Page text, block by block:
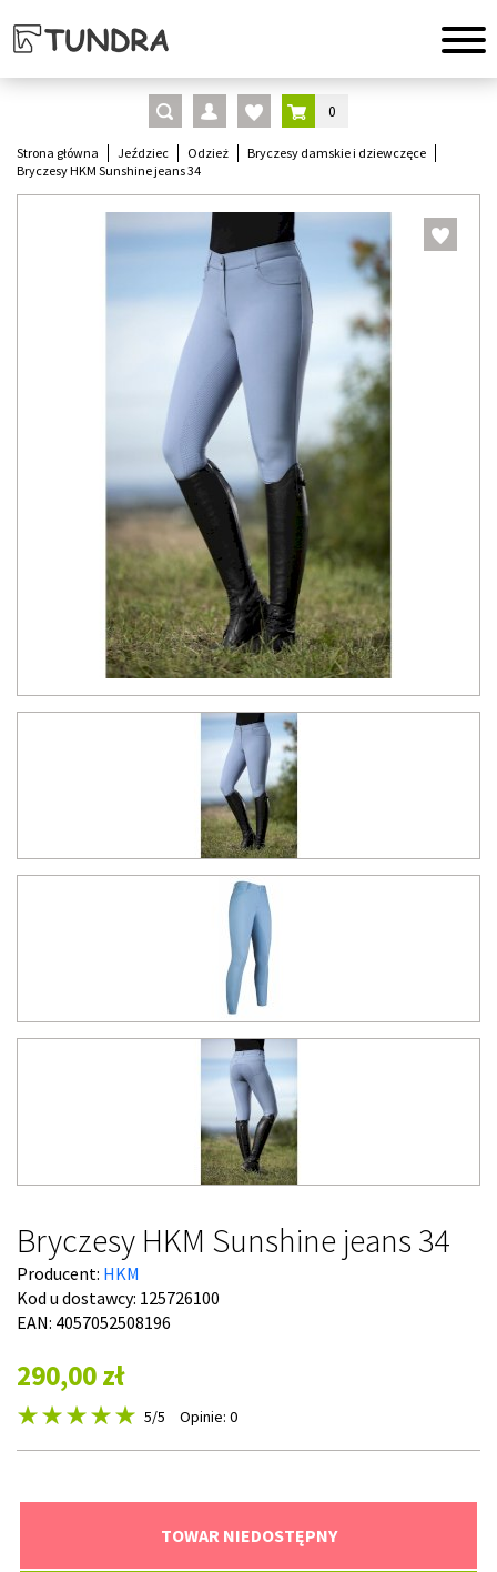
0
Strona główna Jeździec Odzież
Bryczesy damskie i dziewczęce
Bryczesy HKM Sunshine jeans 34
Bryczesy HKM Sunshine jeans 34
Producent: HKM
Kod u dostawcy: 125726100
EAN: 4057052508196
290,00 zł
5/5 Opinie: 0
TOWAR NIEDOSTĘPNY